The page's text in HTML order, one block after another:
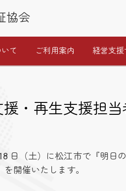
協会
て ご利用案内 経営支
・再生支援担
日（土）に松江市で『明日
開催いたします。